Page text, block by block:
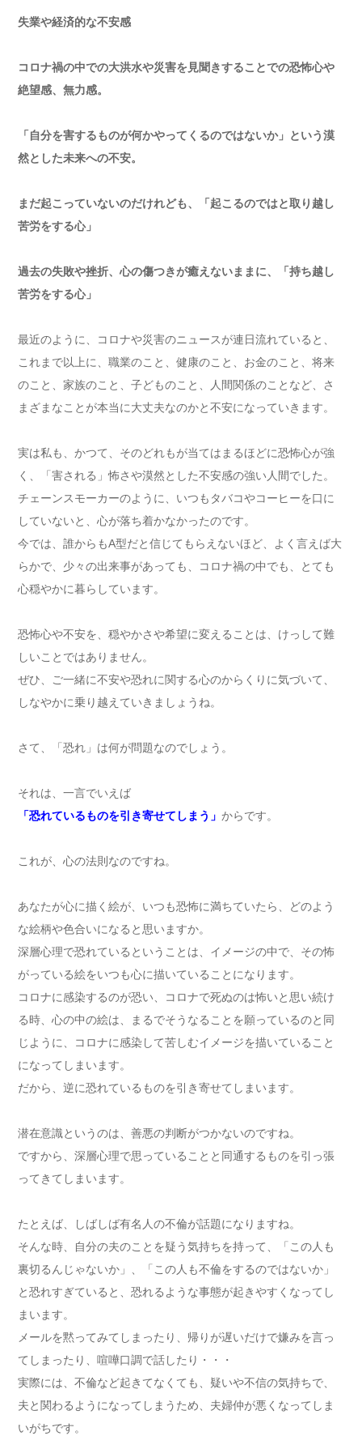
失業や経済的な不安感
コロナ禍の中での大洪水や災害を見聞きすることでの恐怖心や
絶望感、無力感。
「自分を害するものが何かやってくるのではないか」という漠
然とした未来への不安。
まだ起こっていないのだけれども、「起こるのではと取り越し
苦労をする心」
過去の失敗や挫折、心の傷つきが癒えないままに、「持ち越し
苦労をする心」
最近のように、コロナや災害のニュースが連日流れていると、
これまで以上に、職業のこと、健康のこと、お金のこと、将来
のこと、家族のこと、子どものこと、人間関係のことなど、さ
まざまなことが本当に大丈夫なのかと不安になっていきます。
実は私も、かつて、そのどれもが当てはまるほどに恐怖心が強
く、「害される」怖さや漠然とした不安感の強い人間でした。
チェーンスモーカーのように、いつもタバコやコーヒーを口に
していないと、心が落ち着かなかったのです。
今では、誰からもA型だと信じてもらえないほど、よく言えば大
らかで、少々の出来事があっても、コロナ禍の中でも、とても
心穏やかに暮らしています。
恐怖心や不安を、穏やかさや希望に変えることは、けっして難
しいことではありません。
ぜひ、ご一緒に不安や恐れに関する心のからくりに気づいて、
しなやかに乗り越えていきましょうね。
さて、「恐れ」は何が問題なのでしょう。
それは、一言でいえば
「恐れているものを引き寄せてしまう」 からです。
これが、心の法則なのですね。
あなたが心に描く絵が、いつも恐怖に満ちていたら、どのよう
な絵柄や色合いになると思いますか。
深層心理で恐れているということは、イメージの中で、その怖
がっている絵をいつも心に描いていることになります。
コロナに感染するのが恐い、コロナで死ぬのは怖いと思い続け
る時、心の中の絵は、まるでそうなることを願っているのと同
じように、コロナに感染して苦しむイメージを描いていること
になってしまいます。
だから、逆に恐れているものを引き寄せてしまいます。
潜在意識というのは、善悪の判断がつかないのですね。
ですから、深層心理で思っていることと同通するものを引っ張
ってきてしまいます。
たとえば、しばしば有名人の不倫が話題になりますね。
そんな時、自分の夫のことを疑う気持ちを持って、「この人も
裏切るんじゃないか」、「この人も不倫をするのではないか」
と恐れすぎていると、恐れるような事態が起きやすくなってし
まいます。
メールを黙ってみてしまったり、帰りが遅いだけで嫌みを言っ
てしまったり、喧嘩口調で話したり・・・
実際には、不倫など起きてなくても、疑いや不信の気持ちで、
夫と関わるようになってしまうため、夫婦仲が悪くなってしま
いがちです。